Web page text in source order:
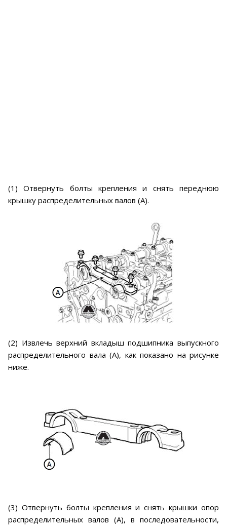
(1) Отвернуть болты крепления и снять переднюю
крышку распределительных валов (А).
(2) Извлечь верхний вкладыш подшипника выпускного
распределительного вала (А), как показано на рисунке
ниже.
(3) Отвернуть болты крепления и снять крышки опор
распределительных валов (А), в последовательности,